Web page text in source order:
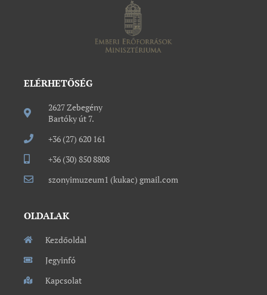
ELÉRHETŐSÉG
2627 Zebegény
Bartóky út 7.
+36 (27) 620 161
+36 (30) 850 8808
szonyimuzeum1 (kukac) gmail.com
OLDALAK
Kezdőoldal
Jegyinfó
Kapcsolat